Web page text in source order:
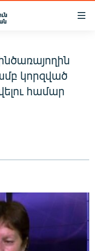
կորզված
համար